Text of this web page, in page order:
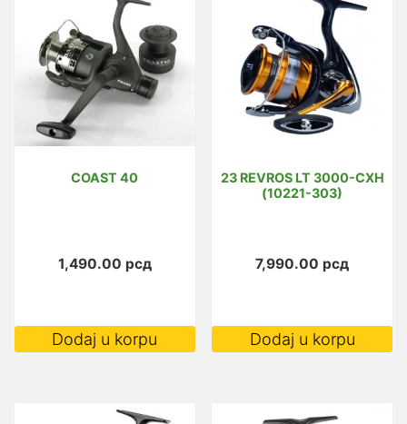
COAST 40
1,490.00 рсд
Dodaj u korpu
23 REVROS LT 3000-CXH
(10221-303)
7,990.00 рсд
Dodaj u korpu